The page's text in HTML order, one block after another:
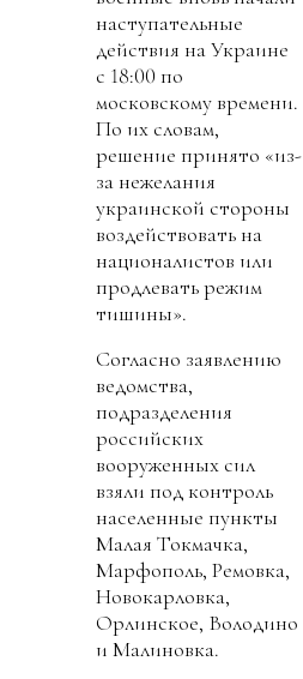
наступательные
действия на Украине
с 18:00 по
московскому времени.
По их словам,
решение принято «из-
за нежелания
украинской стороны
воздействовать на
националистов или
продлевать режим
тишины».
Согласно заявлению
ведомства,
подразделения
российских
вооруженных сил
взяли под контроль
населенные пункты
Малая Токмачка,
Марфополь, Ремовка,
Новокарловка,
Орлинское, Володино
и Малиновка.